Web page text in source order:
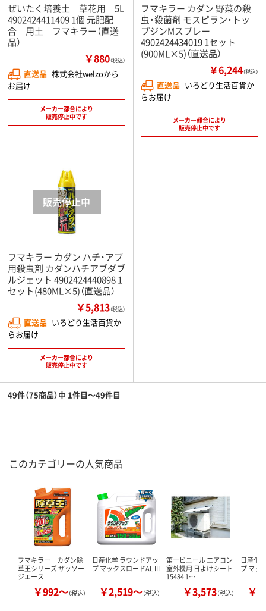
ぜいたく培養土 草花用 5L
4902424411409 1個 元肥配
合 用土 フマキラー（直送
品）
￥880（税込）
直送品 株式会社welzoから
お届け
メーカー都合により
販売停止中です
フマキラー カダン 野菜の殺
虫・殺菌剤 モスピラン・トッ
プジンMスプレー
4902424434019 1セット
(900ML×5)（直送品）
￥6,244（税込）
直送品 いろどり生活百貨か
らお届け
メーカー都合により
販売停止中です
フマキラー カダン ハチ・アブ
用殺虫剤 カダンハチアブダブ
ルジェット 4902424440898 1
セット(480ML×5)（直送品）
￥5,813（税込）
直送品 いろどり生活百貨か
らお届け
メーカー都合により
販売停止中です
49件（75商品）中 1件目～49件目
このカテゴリーの人気商品
フマキラー カダン除
草王シリーズ ザッソー
ジエース
￥992～（税込）
日産化学 ラウンドアッ
プ マックスロードAL III
￥2,519～（税込）
第一ビニール エアコン
室外機用 日よけシート
15484 1…
￥3,573（税込）
日産化
プ マッ
￥